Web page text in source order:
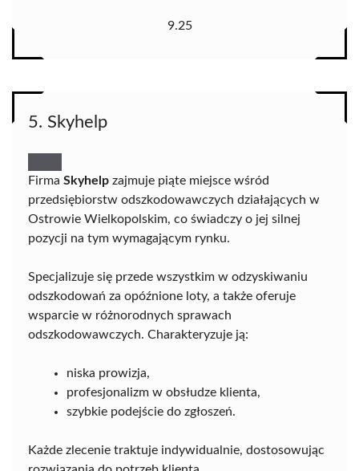
9.25
5. Skyhelp
Firma Skyhelp zajmuje piąte miejsce wśród
przedsiębiorstw odszkodowawczych działających w
Ostrowie Wielkopolskim, co świadczy o jej silnej
pozycji na tym wymagającym rynku.
Specjalizuje się przede wszystkim w odzyskiwaniu
odszkodowań za opóźnione loty, a także oferuje
wsparcie w różnorodnych sprawach
odszkodowawczych. Charakteryzuje ją:
niska prowizja,
profesjonalizm w obsłudze klienta,
szybkie podejście do zgłoszeń.
Każde zlecenie traktuje indywidualnie, dostosowując